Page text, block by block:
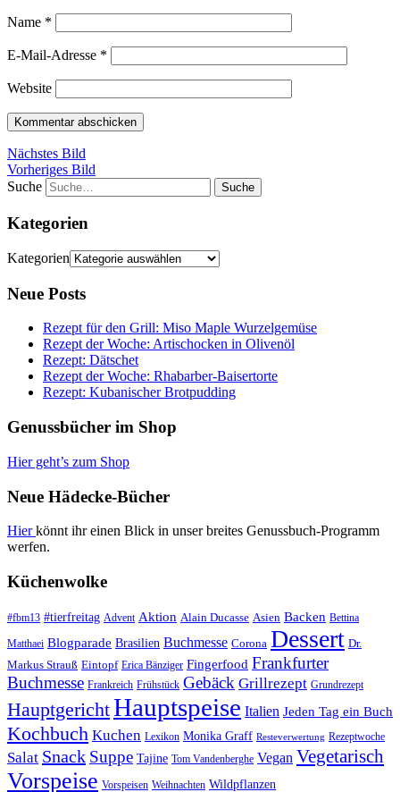
Name *
E-Mail-Adresse *
Website
Nächstes Bild
Vorheriges Bild
Suche
Kategorien
Kategorien
Neue Posts
Rezept für den Grill: Miso Maple Wurzelgemüse
Rezept der Woche: Artischocken in Olivenöl
Rezept: Dätschet
Rezept der Woche: Rhabarber-Baisertorte
Rezept: Kubanischer Brotpudding
Genussbücher im Shop
Hier geht’s zum Shop
Neue Hädecke-Bücher
Hierkönnt ihr einen Blick in unser breites Genussbuch-Programm
werfen.
Küchenwolke
#fbm13 #tierfreitag Advent Aktion Alain Ducasse Asien Backen Bettina
Matthaei Blogparade Brasilien Buchmesse Corona Dessert Dr.
Markus Strauß Eintopf Erica Bänziger Fingerfood Frankfurter
Buchmesse Frankreich Frühstück Gebäck Grillrezept Grundrezept
HauptgerichtHauptspeise Italien Jeden Tag ein Buch
Kochbuch Kuchen Lexikon Monika Graff Resteverwertung Rezeptwoche
Salat Snack Suppe Tajine Tom Vandenberghe Vegan Vegetarisch
Vorspeise Vorspeisen Weihnachten Wildpflanzen